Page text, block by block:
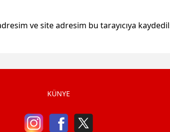
ve site adresim bu tarayıcıya
KÜNYE